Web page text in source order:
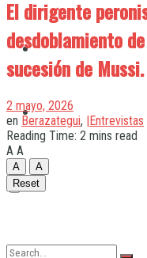
Quilmes
Varela
El dirigente
desdoblamiento
sucesión de Mussi.
2 mayo, 2026
en Berazategui, |Entrevistas
Reading Time: 2 mins read
A A
A
A
Reset